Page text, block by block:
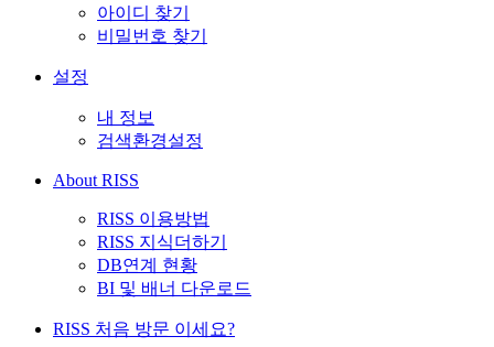
아이디 찾기
비밀번호 찾기
설정
내 정보
검색환경설정
About RISS
RISS 이용방법
RISS 지식더하기
DB연계 현황
BI 및 배너 다운로드
RISS 처음 방문 이세요?